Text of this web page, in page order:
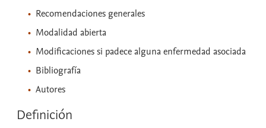
Recomendaciones generales
Modalidad abierta
Modificaciones si padece alguna enfermedad asociada
Bibliografía
Autores
Definición